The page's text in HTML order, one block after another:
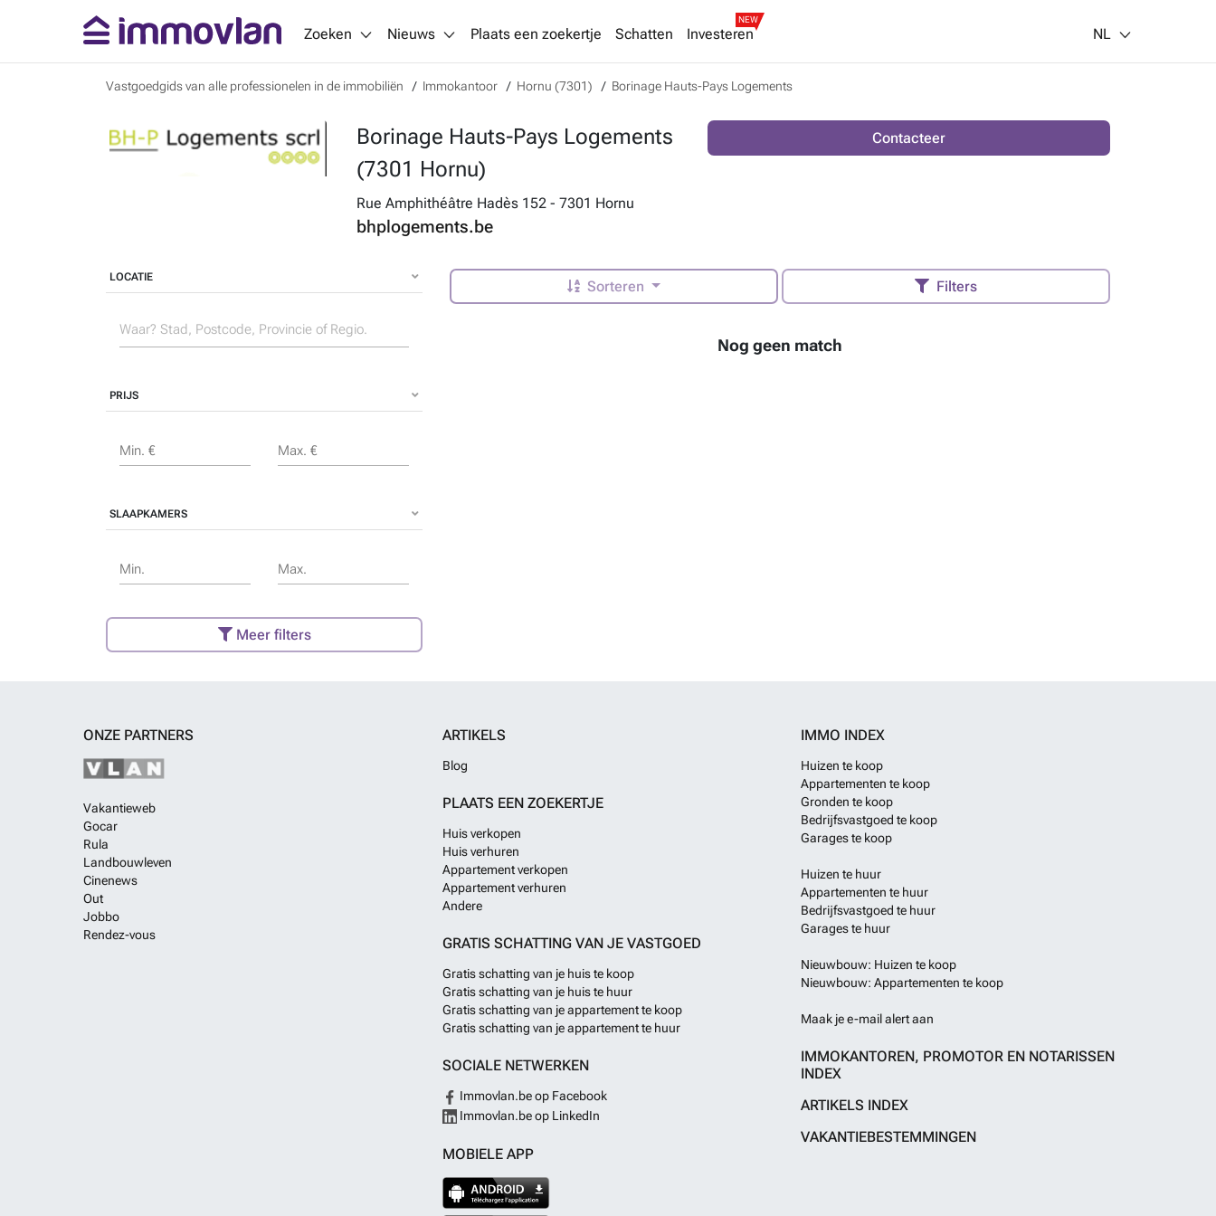
Zoeken Nieuws Plaats een zoekertje Schatten Investeren
NEW
NL
Vastgoedgids van alle professionelen in de immobiliën Immokantoor Hornu (7301) Borinage Hauts-Pays Logements
Borinage Hauts-Pays Logements
(7301 Hornu)
Rue Amphithéâtre Hadès 152 - 7301 Hornu
bhplogements.be
Contacteer
LOCATIE
PRIJS
Min. € Max. €
SLAAPKAMERS
Min. Max.
Meer filters
Sorteren Filters
Nog geen match
ONZE PARTNERS
Vakantieweb
Gocar
Rula
Landbouwleven
Cinenews
Out
Jobbo
Rendez-vous
ARTIKELS
Blog
PLAATS EEN ZOEKERTJE
Huis verkopen
Huis verhuren
Appartement verkopen
Appartement verhuren
Andere
GRATIS SCHATTING VAN JE VASTGOED
Gratis schatting van je huis te koop
Gratis schatting van je huis te huur
Gratis schatting van je appartement te koop
Gratis schatting van je appartement te huur
SOCIALE NETWERKEN
Immovlan.be op Facebook
Immovlan.be op LinkedIn
MOBIELE APP
IMMO INDEX
Huizen te koop
Appartementen te koop
Gronden te koop
Bedrijfsvastgoed te koop
Garages te koop
Huizen te huur
Appartementen te huur
Bedrijfsvastgoed te huur
Garages te huur
Nieuwbouw: Huizen te koop
Nieuwbouw: Appartementen te koop
Maak je e-mail alert aan
IMMOKANTOREN, PROMOTOR EN NOTARISSEN
INDEX
ARTIKELS INDEX
VAKANTIEBESTEMMINGEN